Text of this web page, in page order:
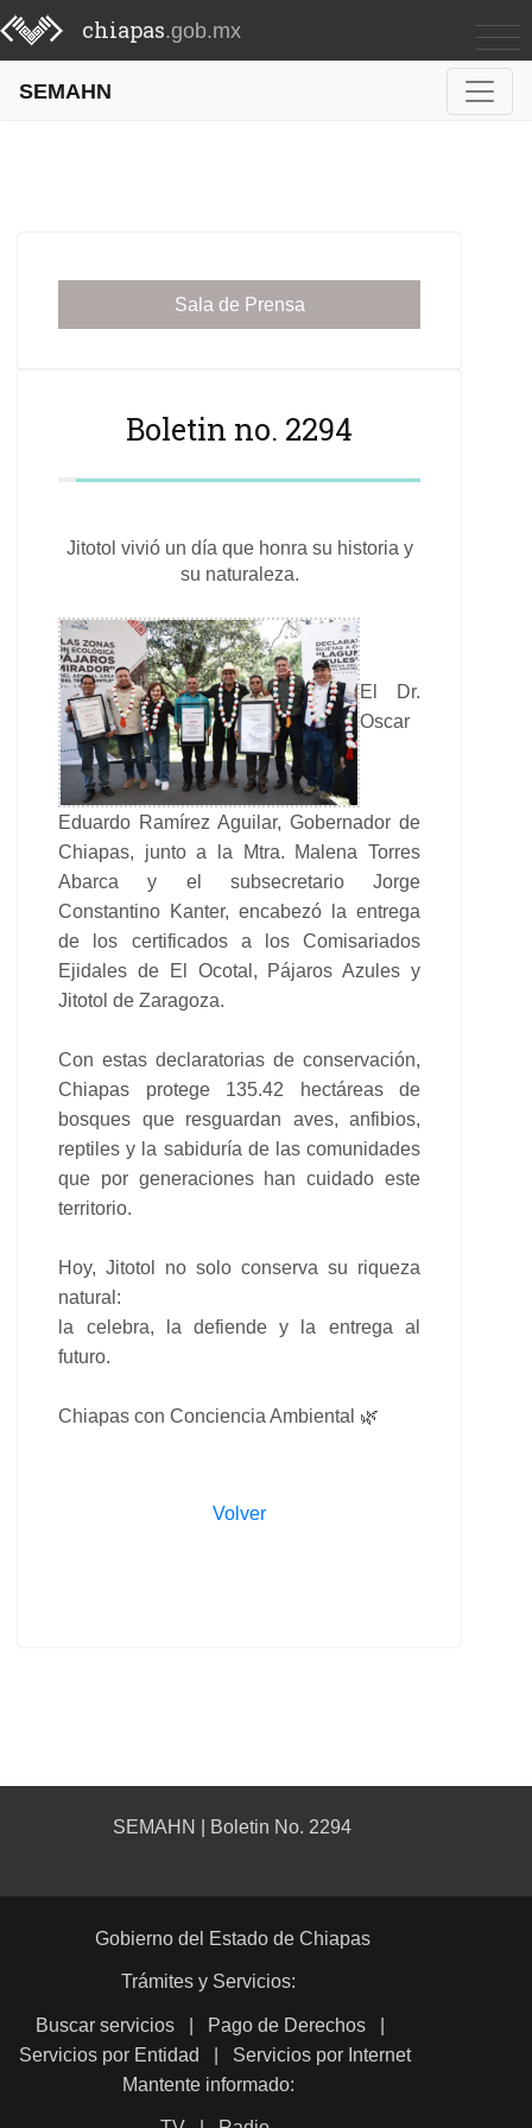
chiapas.gob.mx
SEMAHN
Sala de Prensa
Boletin no. 2294
Jitotol vivió un día que honra su historia y
su naturaleza.
El Dr.
Oscar
Eduardo Ramírez Aguilar, Gobernador de
Chiapas, junto a la Mtra. Malena Torres
Abarca y el subsecretario Jorge
Constantino Kanter, encabezó la entrega
de los certificados a los Comisariados
Ejidales de El Ocotal, Pájaros Azules y
Jitotol de Zaragoza.
Con estas declaratorias de conservación,
Chiapas protege 135.42 hectáreas de
bosques que resguardan aves, anfibios,
reptiles y la sabiduría de las comunidades
que por generaciones han cuidado este
territorio.
Hoy, Jitotol no solo conserva su riqueza
natural:
la celebra, la defiende y la entrega al
futuro.
Chiapas con Conciencia Ambiental 🌿
Volver
SEMAHN | Boletin No. 2294
Gobierno del Estado de Chiapas
Trámites y Servicios:
Buscar servicios Pago de Derechos
Servicios por Entidad
Servicios por Internet
Mantente informado: